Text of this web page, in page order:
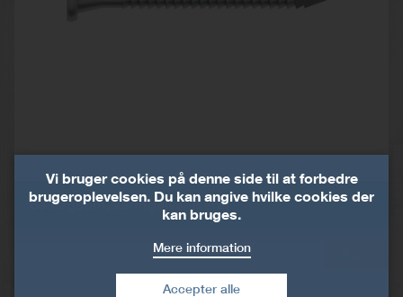
Beslagsøm, varmgalvaniseret
Vi bruger cookies på denne side til at forbedre
brugeroplevelsen. Du kan angive hvilke cookies der
kan bruges.
Mere information
Accepter alle